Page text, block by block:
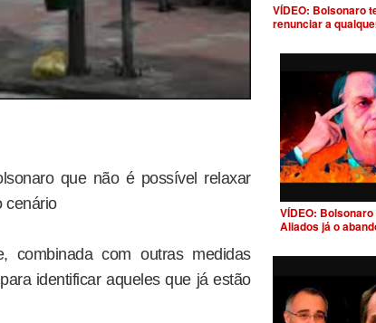
que não é possível relaxar
cenário
combinada com outras medidas
identificar aqueles que já estão
VÍDEO: Bolsonaro
renunciar a
VÍDEO:
Aliados já o